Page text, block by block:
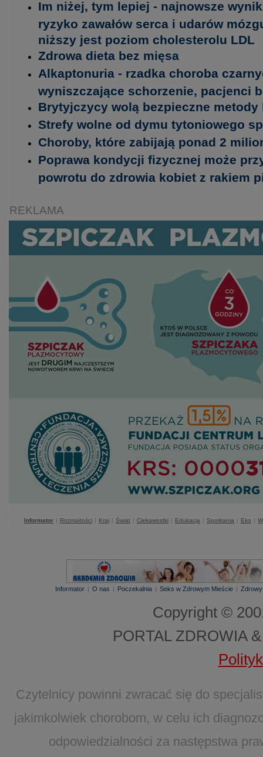
Im niżej, tym lepiej - najnowsze
ryzyko zawałów serca i udarów
niższy jest poziom cholesterolu LDL
Zdrowa dieta bez mięsa
Alkaptonuria - rzadka choroba
wyniszczające schorzenie, pacjenci
Brytyjczycy wolą bezpieczne metody
Strefy wolne od dymu tytoniowego
Choroby, które zabijają ponad 2
Poprawa kondycji fizycznej może
powrotu do zdrowia kobiet z rakiem
REKLAMA
Informator | Rozmaitości | Kraj | Świat | Ciekawostki | Edukacja | Spotkania | Eko |
Informator | O nas | Poczekalnia | Seks w Zdrowym Mieście |
Copyright ©
PORTAL ZDROWIA
Czytelnicy powinni zwracać się do
jakimkolwiek chorobom, w celu ich
odpowiedzialności za następstwa